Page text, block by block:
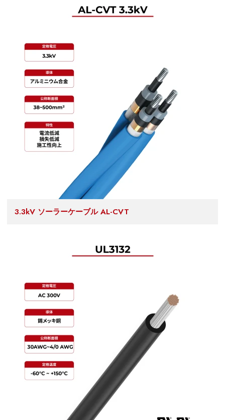
3.3kV ソーラーケーブル AL-CVT